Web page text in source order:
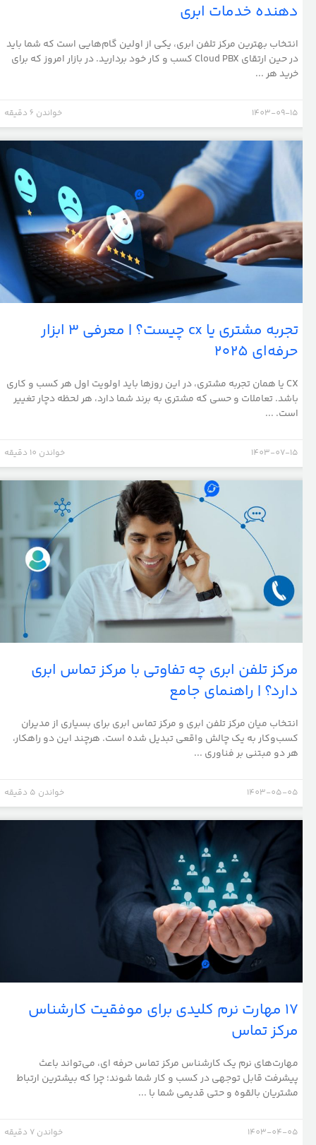
دهنده خدمات ابری
انتخاب بهترین مرکز تلفن ابری، یکی از اولین گام‌هایی است که شما باید
در حین ارتقای Cloud PBX کسب و کار خود بردارید. در بازار امروز که برای
خرید هر ...
1403-09-15 خواندن 6 دقیقه
تجربه مشتری یا cx چیست؟ | معرفی 3 ابزار
حرفه‌ای 2025
CX یا همان تجربه مشتری، در این روزها باید اولویت اول هر کسب و کاری
باشد. تعاملات و حسی که مشتری به برند شما دارد، هر لحظه دچار تغییر
است. ...
1403-07-15 خواندن 10 دقیقه
مرکز تلفن ابری چه تفاوتی با مرکز تماس ابری
دارد؟ | راهنمای جامع
انتخاب میان مرکز تلفن ابری و مرکز تماس ابری برای بسیاری از مدیران
کسب‌وکار به یک چالش واقعی تبدیل شده است. هرچند این دو راهکار،
هر دو مبتنی بر فناوری ...
1403-05-05 خواندن 5 دقیقه
17 مهارت نرم کلیدی برای موفقیت کارشناس
مرکز تماس
مهارت‌های نرم یک کارشناس مرکز تماس حرفه ای، می‌تواند باعث
پیشرفت قابل توجهی در کسب و کار شما شوند؛ چرا که بیشترین ارتباط
مشتریان بالقوه و حتی قدیمی شما با ...
1403-04-05 خواندن 7 دقیقه